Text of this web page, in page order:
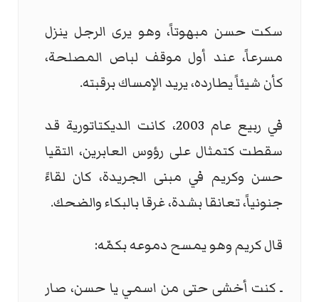
سكت حسن مبهوتاً، وهو يرى الرجل ينزل
مسرعاً، عند أول موقف لباص المصلحة،
كأن شيئاً يطارده، يريد الإمساك برقبته.
في ربيع عام 2003، كانت الديكتاتورية قد
سقطت كتمثال على رؤوس العابرين، التقيا
حسن وكريم في مبنى الجريدة، كان لقاءً
جنونياً، تعانقا بشدة، غرقا بالبكاء والضحك.
قال كريم وهو يمسح دموعه بكمّه:
ـ كنت أخشى حتى من اسمي يا حسن، صار